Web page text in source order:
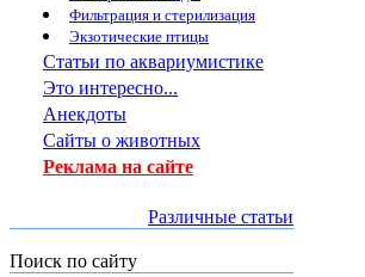
Фильтрация и стерилизация
Экзотические птицы
Статьи по аквариумистике
Это интересно...
Анекдоты
Сайты о животных
Реклама на сайте
Различные статьи
Поиск по сайту